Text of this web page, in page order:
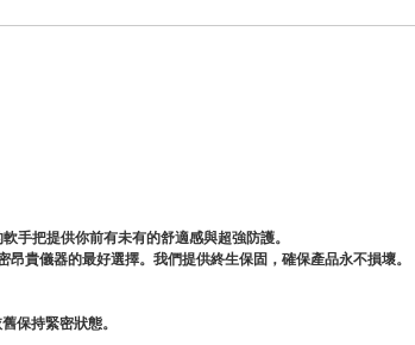
手把提供你前有未有的舒適感與超強防護。
貴儀器的最好選擇。我們提供終生保固，確保產品永不損壞。
保持緊密狀態。